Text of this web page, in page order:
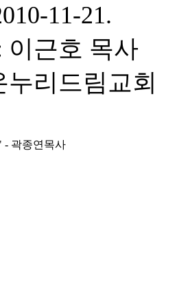
11-21.
이근호 목사
누리드림교회
- 곽종연목사